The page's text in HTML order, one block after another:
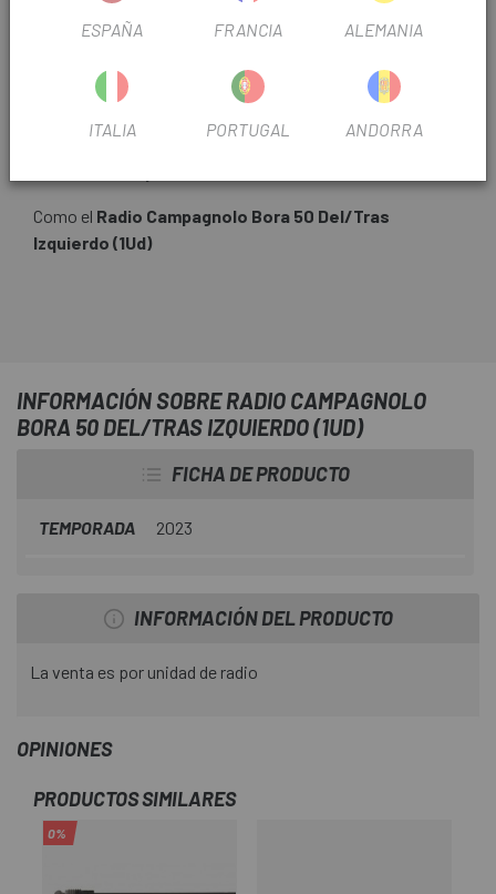
Como el Radio Campagnolo Bora 50 Del/Tras
Izquierdo (1Ud)
INFORMACIÓN SOBRE RADIO CAMPAGNOLO
BORA 50 DEL/TRAS IZQUIERDO (1UD)
FICHA DE PRODUCTO
TEMPORADA 2023
INFORMACIÓN DEL PRODUCTO
La venta es por unidad de radio
OPINIONES
PRODUCTOS SIMILARES
0%
ESPAÑA FRANCIA ALEMANIA
ITALIA PORTUGAL ANDORRA